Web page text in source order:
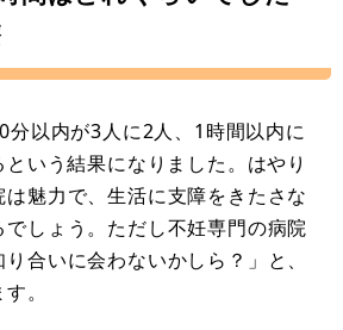
分以内が3人に2人、1時間以内に
いう結果になりました。はやり
魅力で、生活に支障をきたさな
しょう。ただし不妊専門の病院
合いに会わないかしら？」と、
。